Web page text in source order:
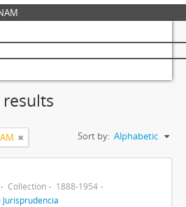
Sort by: Alphabetic
Collection
1888-1954